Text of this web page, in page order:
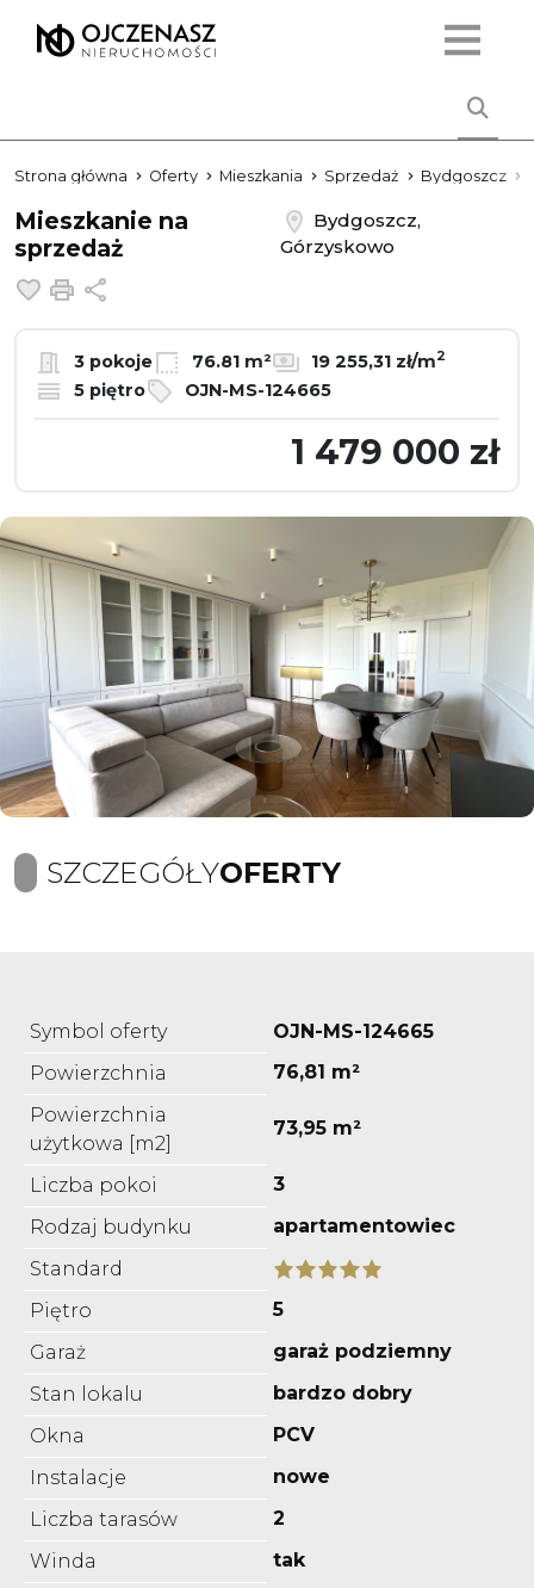
Strona główna Oferty Mieszkania Sprzedaż Bydgoszcz
Mieszkanie na
sprzedaż
Bydgoszcz,
Górzyskowo
Dodaj do ulubionych
Drukuj
3 pokoje 76.81 m² 19 255,31 zł/m2
5 piętro OJN-MS-124665
1 479 000 zł
SZCZEGÓŁYOFERTY
Symbol oferty
OJN-MS-124665
Powierzchnia
76,81 m²
Powierzchnia
użytkowa [m2]
73,95 m²
Liczba pokoi
3
Rodzaj budynku
apartamentowiec
Standard
Piętro
5
Garaż
garaż podziemny
Stan lokalu
bardzo dobry
Okna
PCV
Instalacje
nowe
Liczba tarasów
2
Winda
tak